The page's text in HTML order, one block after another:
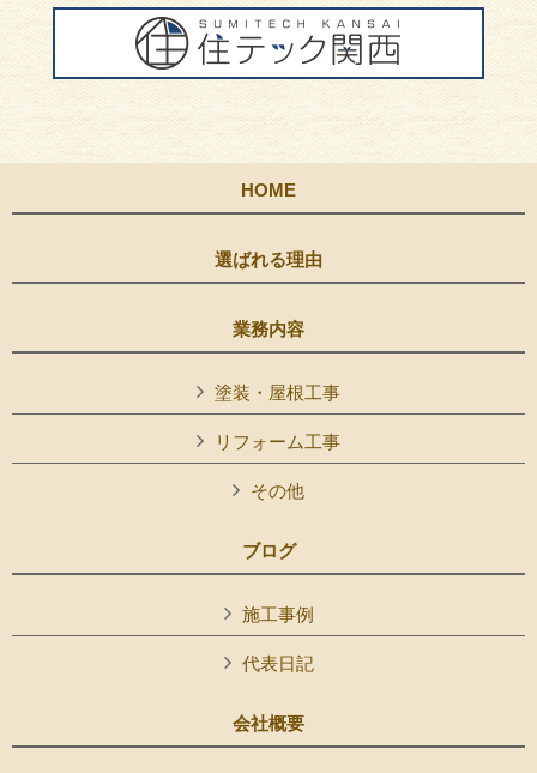
HOME
選ばれる理由
業務内容
塗装・屋根工事
リフォーム工事
その他
ブログ
施工事例
代表日記
会社概要